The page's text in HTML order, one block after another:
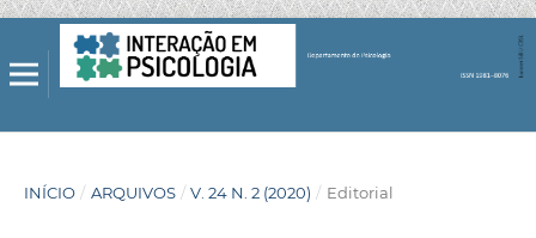
INÍCIO / ARQUIVOS / V. 24 N. 2 (2020) / Editorial